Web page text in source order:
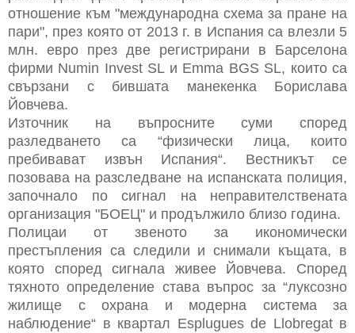
отношение към "международна схема за пране на
пари", през която от 2013 г. в Испания са влезли 5
млн. евро през две регистрирани в Барселона
фирми Numin Invest SL и Emma BGS SL, които са
свързани с бившата манекенка Борислава
Йовчева.
Източник на въпросните суми според
разледването са “физически лица, които
пребивават извън Испания“. Вестникът се
позовава на разследване на испанската полиция,
започнало по сигнал на неправителствената
организация "БОЕЦ" и продължило близо година.
Полицаи от звеното за икономически
престъпления са следили и снимали къщата, в
която според сигнала живее Йовчева. Според
тяхното определение става въпрос за “луксозно
жилище с охрана и модерна система за
наблюдение“ в квартал Esplugues de Llobregat в